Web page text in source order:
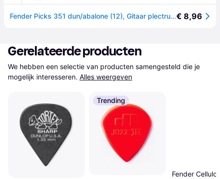
Fender Picks 351 dun/abalone (12), Gitaar plectrums€ 8,96
Gerelateerde producten
We hebben een selectie van producten samengesteld die je
mogelijk interesseren. Alles weergeven
Trending
Fender